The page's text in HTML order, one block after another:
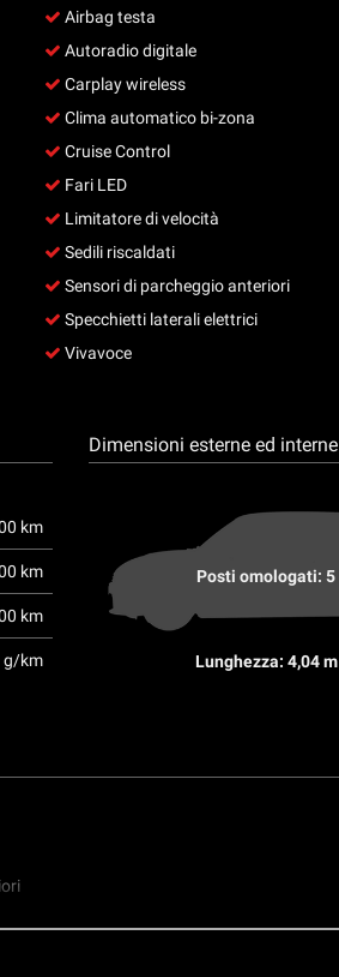
Airbag testa
Autoradio digitale
Carplay wireless
Clima automatico bi-zona
Cruise Control
Fari LED
Limitatore di velocità
Sedili riscaldati
Sensori di parcheggio anteriori
Specchietti laterali elettrici
Vivavoce
km
km
km
g/km
Dimensioni esterne ed interne
Posti omologati: 5
Lunghezza: 4,04 m
utente